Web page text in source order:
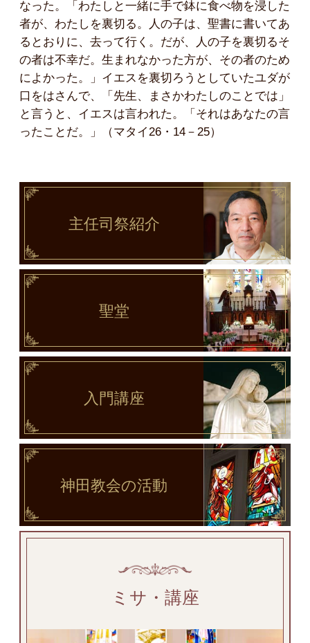
なった。「わたしと一緒に手で鉢に食べ物を浸した
者が、わたしを裏切る。人の子は、聖書に書いてあ
るとおりに、去って行く。だが、人の子を裏切るそ
の者は不幸だ。生まれなかった方が、その者のため
によかった。」イエスを裏切ろうとしていたユダが
口をはさんで、「先生、まさかわたしのことでは」
と言うと、イエスは言われた。「それはあなたの言
ったことだ。」（マタイ26・14－25）
主任司祭紹介
聖堂
入門講座
神田教会の活動
ミサ・講座